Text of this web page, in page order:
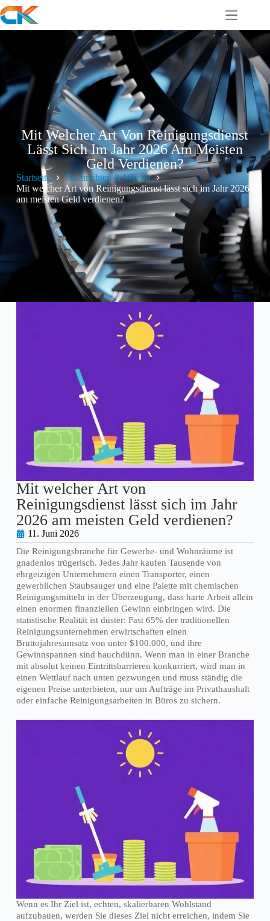
Mit Welcher Art Von Reinigungsdienst
Lässt Sich Im Jahr 2026 Am Meisten
Geld Verdienen?
Startseite
Nachrichten & Wissen
Mit welcher Art von Reinigungsdienst lässt sich im Jahr 2026
am meisten Geld verdienen?
Mit welcher Art von
Reinigungsdienst lässt sich im Jahr
2026 am meisten Geld verdienen?
11. Juni 2026
Die Reinigungsbranche für Gewerbe- und Wohnräume ist
gnadenlos trügerisch. Jedes Jahr kaufen Tausende von
ehrgeizigen Unternehmern einen Transporter, einen
gewerblichen Staubsauger und eine Palette mit chemischen
Reinigungsmitteln in der Überzeugung, dass harte Arbeit allein
einen enormen finanziellen Gewinn einbringen wird. Die
statistische Realität ist düster: Fast 65% der traditionellen
Reinigungsunternehmen erwirtschaften einen
Bruttojahresumsatz von unter $100.000, und ihre
Gewinnspannen sind hauchdünn. Wenn man in einer Branche
mit absolut keinen Eintrittsbarrieren konkurriert, wird man in
einen Wettlauf nach unten gezwungen und muss ständig die
eigenen Preise unterbieten, nur um Aufträge im Privathaushalt
oder einfache Reinigungsarbeiten in Büros zu sichern.
Wenn es Ihr Ziel ist, echten, skalierbaren Wohlstand
aufzubauen, werden Sie dieses Ziel nicht erreichen, indem Sie